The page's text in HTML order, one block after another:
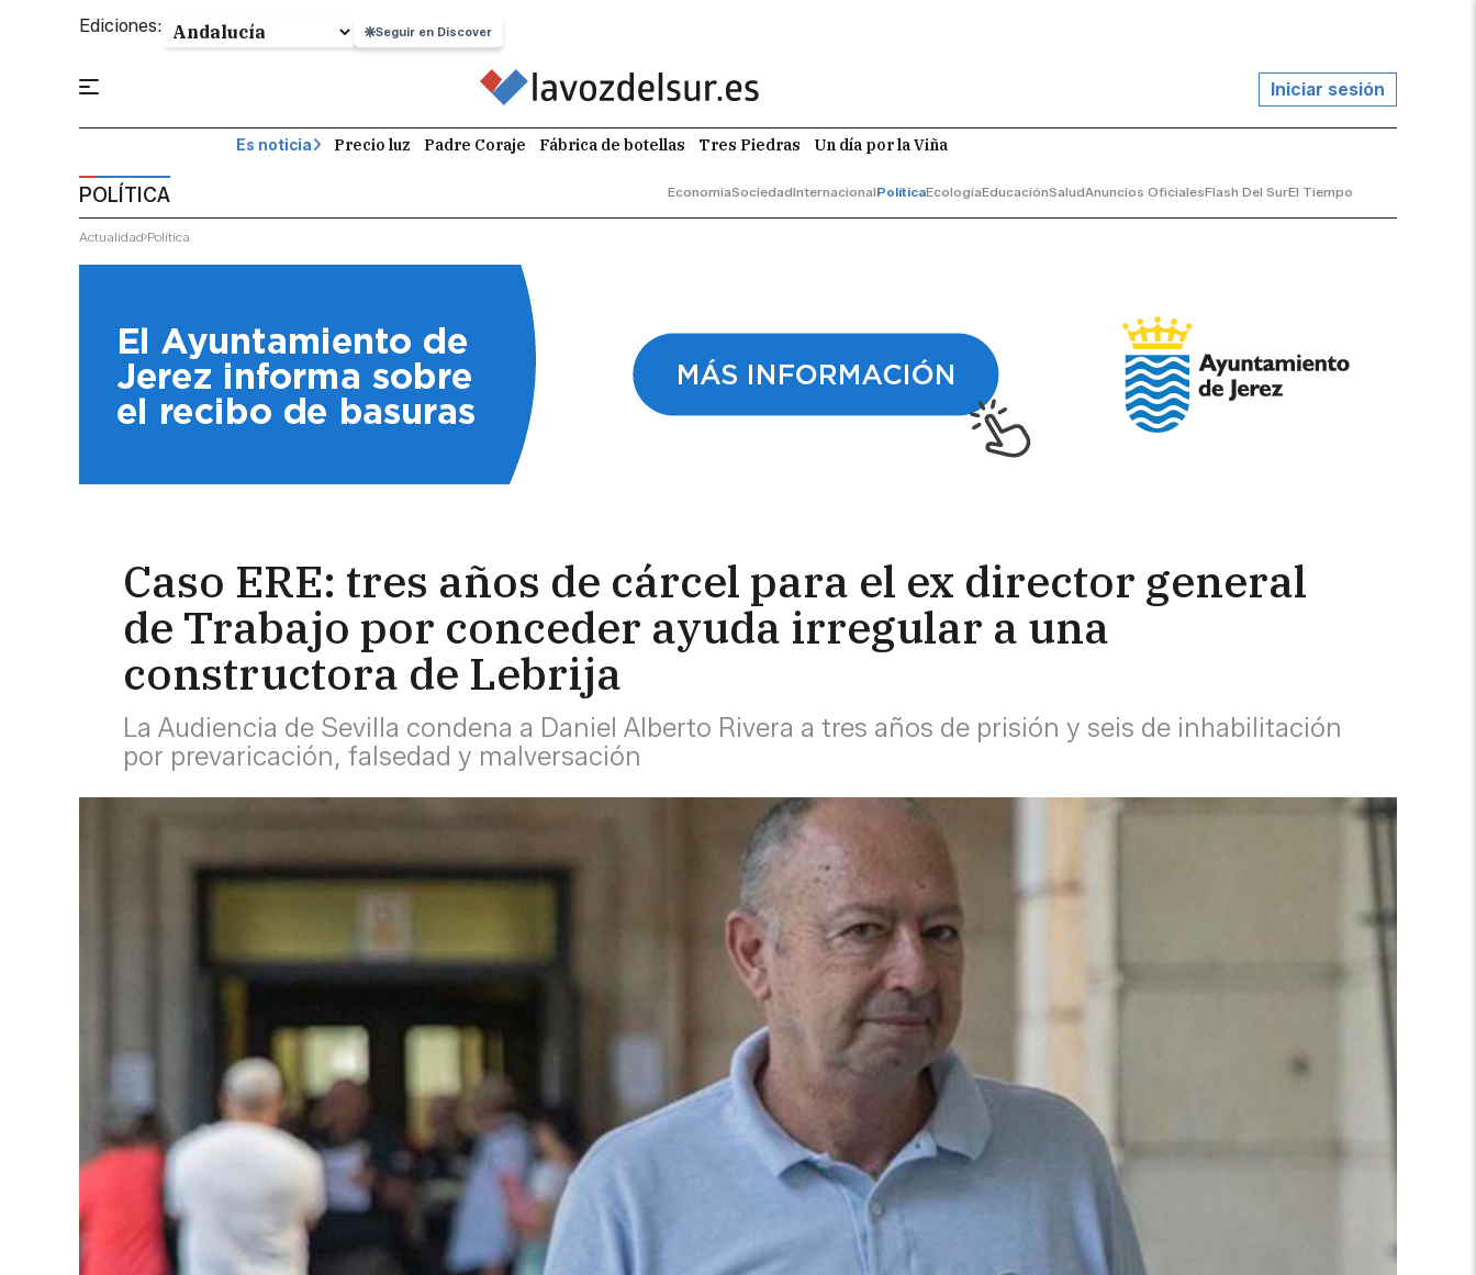
Ediciones: Seguir en Discover
Iniciar sesión
Es noticia Precio luz Padre Coraje Fábrica de botellas Tres Piedras Un día por la Viña
POLÍTICA EconomíaSociedadInternacionalPolíticaEcologíaEducaciónSaludAnuncios OficialesFlash Del SurEl Tiempo
Actualidad Política
Caso ERE: tres años de cárcel para el ex director general
de Trabajo por conceder ayuda irregular a una
constructora de Lebrija
La Audiencia de Sevilla condena a Daniel Alberto Rivera a tres años de prisión y seis de inhabilitación
por prevaricación, falsedad y malversación